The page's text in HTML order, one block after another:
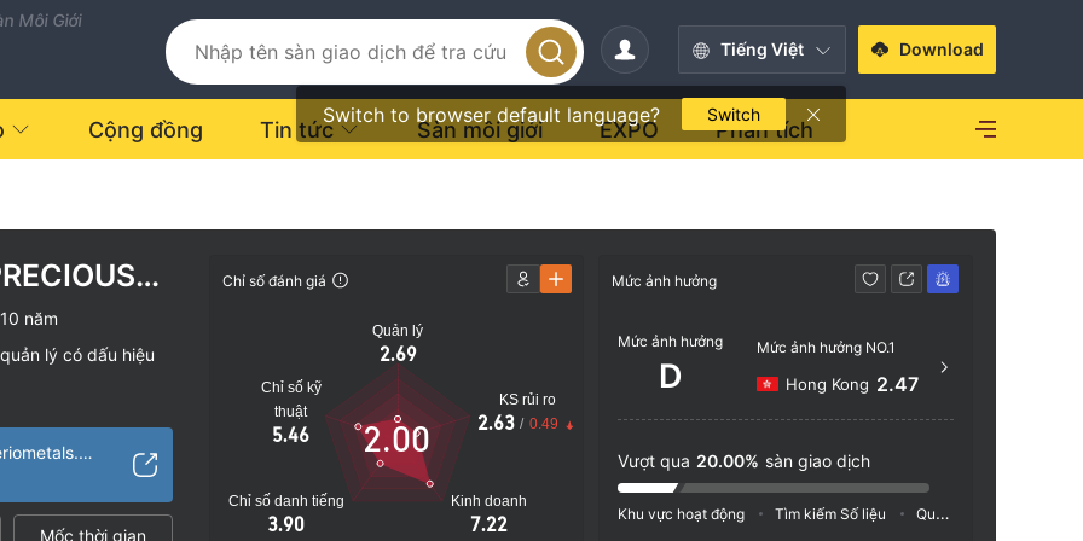
Môi Giới
Tiếng Việt
Switch to browser default language? Switch
Download
Cộng đồng Tin tức Sàn môi giới EXPO Phân tích
năm
lý có dấu hiệu
https://www.emperiometals.com/en/
Mốc thời gian
Chỉ số đánh giá
Quản lý
2.69
Chỉ số kỹ
thuật
5.46
Chỉ số danh tiếng
3.90
Kinh doanh
7.22
KS rủi ro
2.63 / 0.49
2.00
Mức ảnh hưởng
Mức ảnh hưởng
D
Mức ảnh hưởng NO.1
Hong Kong 2.47
Vượt qua 20.00% sàn giao dịch
Khu vực hoạt động Tìm kiếm Số liệu Quảng cáo